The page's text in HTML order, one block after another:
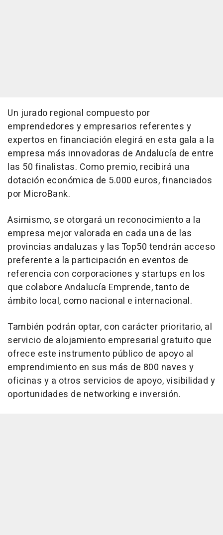
Un jurado regional compuesto por
emprendedores y empresarios referentes y
expertos en financiación elegirá en esta gala a la
empresa más innovadoras de Andalucía de entre
las 50 finalistas. Como premio, recibirá una
dotación económica de 5.000 euros, financiados
por MicroBank.
Asimismo, se otorgará un reconocimiento a la
empresa mejor valorada en cada una de las
provincias andaluzas y las Top50 tendrán acceso
preferente a la participación en eventos de
referencia con corporaciones y startups en los
que colabore Andalucía Emprende, tanto de
ámbito local, como nacional e internacional.
También podrán optar, con carácter prioritario, al
servicio de alojamiento empresarial gratuito que
ofrece este instrumento público de apoyo al
emprendimiento en sus más de 800 naves y
oficinas y a otros servicios de apoyo, visibilidad y
oportunidades de networking e inversión.